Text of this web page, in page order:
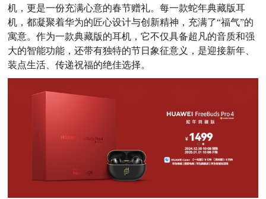
机，更是一份充满心意的春节赠礼。每一款蛇年典藏版耳
机，都凝聚着华为的匠心设计与创新精神，充满了“福气”的
寓意。作为一款典藏版的耳机，它不仅具备超凡的音质和强
大的智能功能，还带有独特的节日象征意义，是迎接新年、
装点生活、传递祝福的绝佳选择。